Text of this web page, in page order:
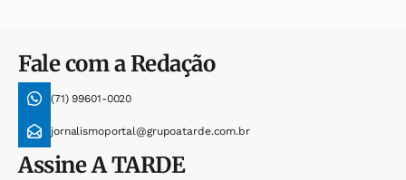
Fale com a Redação
(71) 99601-0020
jornalismoportal@grupoatarde.com.br
AssineA TARDE